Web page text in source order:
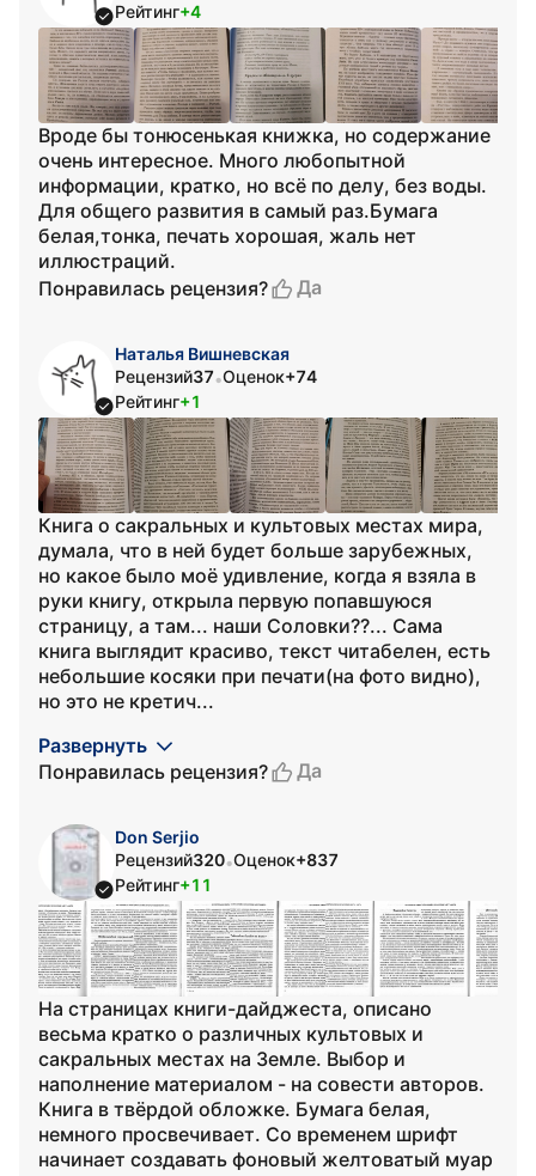
Рейтинг+4
Вроде бы тонюсенькая книжка, но содержание
очень интересное. Много любопытной
информации, кратко, но всё по делу, без воды.
Для общего развития в самый раз.Бумага
белая,тонка, печать хорошая, жаль нет
иллюстраций.
Понравилась рецензия?
Да
Наталья Вишневская
Рецензий37•Оценок+74
Рейтинг+1
Книга о сакральных и культовых местах мира,
думала, что в ней будет больше зарубежных,
но какое было моё удивление, когда я взяла в
руки книгу, открыла первую попавшуюся
страницу, а там... наши Соловки??... Сама
книга выглядит красиво, текст читабелен, есть
небольшие косяки при печати(на фото видно),
но это не кретич...
Развернуть
Понравилась рецензия?
Да
Don Serjio
Рецензий320•Оценок+837
Рейтинг+11
На страницах книги-дайджеста, описано
весьма кратко о различных культовых и
сакральных местах на Земле. Выбор и
наполнение материалом - на совести авторов.
Книга в твёрдой обложке. Бумага белая,
немного просвечивает. Со временем шрифт
начинает создавать фоновый желтоватый муар